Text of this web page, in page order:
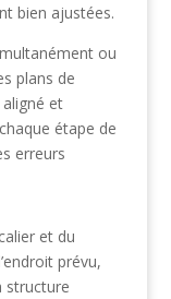
bien ajustées.
ou
plans de
et
étape de
erreurs
et du
prévu,
structure